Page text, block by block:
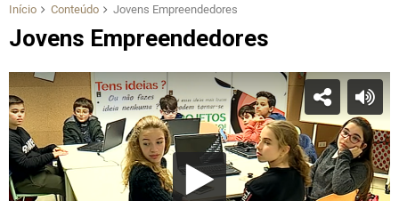
Início Conteúdo Jovens Empreendedores
Jovens Empreendedores